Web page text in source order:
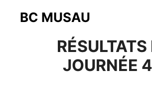
BC MUSAU22 décembre 2018
RÉSULTATS
JOURNÉE